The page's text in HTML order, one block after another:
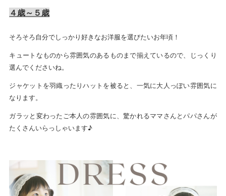
４歳～５歳
そろそろ自分でしっかり好きなお洋服を選びたいお年頃！
キュートなものから雰囲気のあるものまで揃えているので、じっくり
選んでくださいね。
ジャケットを羽織ったりハットを被ると、一気に大人っぽい雰囲気に
なります。
ガラッと変わったご本人の雰囲気に、驚かれるママさんとパパさんが
たくさんいらっしゃいます♪